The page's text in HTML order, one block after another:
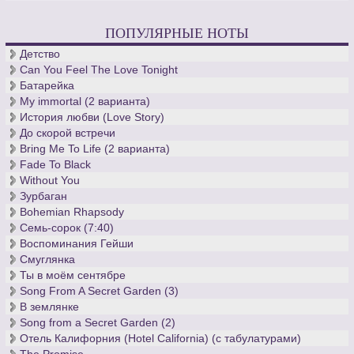
ПОПУЛЯРНЫЕ НОТЫ
Детство
Can You Feel The Love Tonight
Батарейка
My immortal (2 варианта)
История любви (Love Story)
До скорой встречи
Bring Me To Life (2 варианта)
Fade To Black
Without You
Зурбаган
Bohemian Rhapsody
Семь-сорок (7:40)
Воспоминания Гейши
Смуглянка
Ты в моём сентябре
Song From A Secret Garden (3)
В землянке
Song from a Secret Garden (2)
Отель Калифорния (Hotel California) (с табулатурами)